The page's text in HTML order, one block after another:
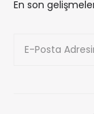
En son